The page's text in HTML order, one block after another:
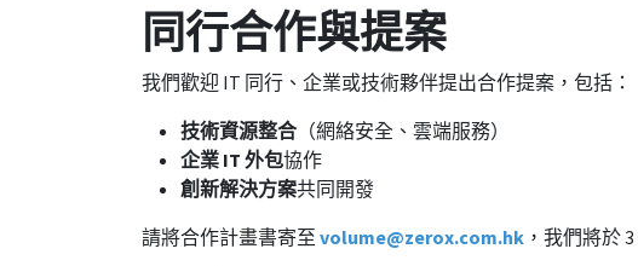
同行合作與提案
我們歡迎 IT 同行、企業或技術夥伴提出合作提案，包括：
技術資源整合 （網絡安全、雲端服務）
企業 IT 外包協作
創新解決方案共同開發
請將合作計畫書寄至 volume@zerox.com.hk ，我們將於